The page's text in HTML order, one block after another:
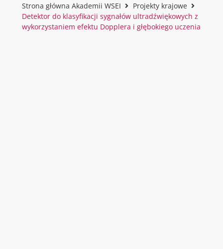
Strona główna Akademii WSEI
Projekty krajowe
Detektor do klasyfikacji sygnałów ultradźwiękowych z
wykorzystaniem efektu Dopplera i głębokiego uczenia